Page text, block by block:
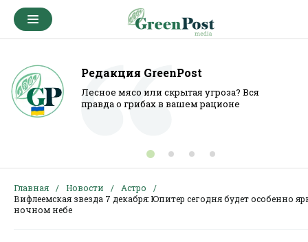
Редакция GreenPost
Лесное мясо или скрытая угроза? Вся
правда о грибах в вашем рационе
Главная Новости
Астро
Вифлеемская звезда 7 декабря: Юпитер сегодня будет особенно
ночном небе